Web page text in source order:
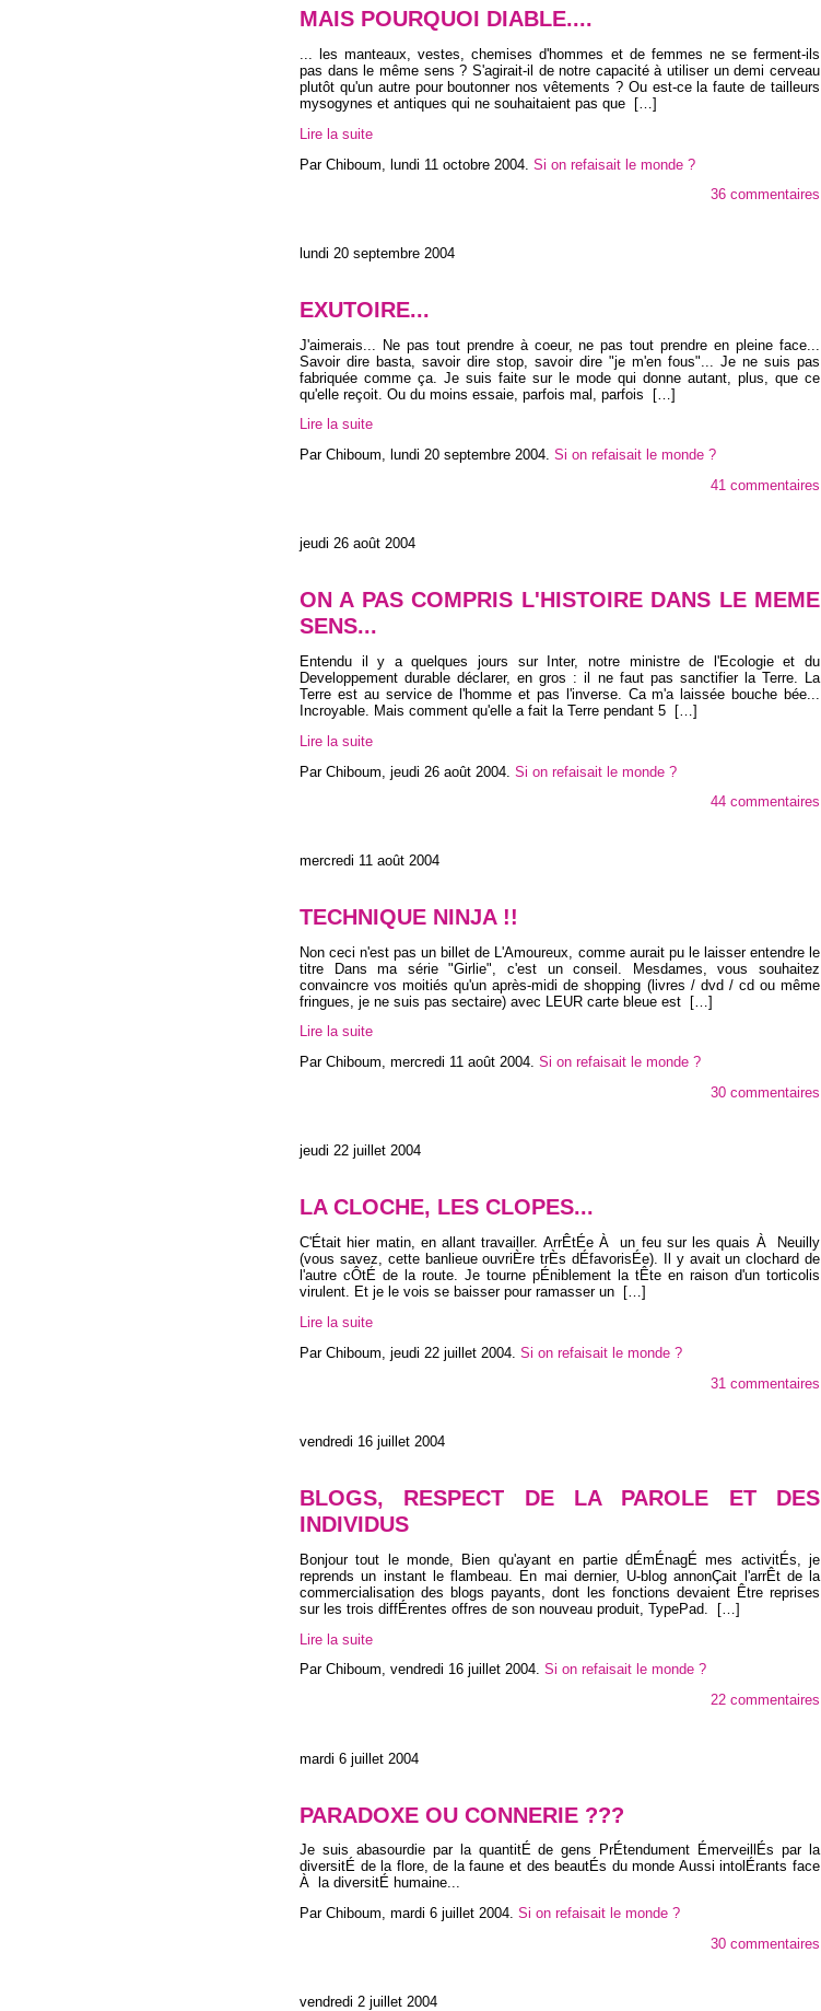
MAIS POURQUOI DIABLE....
... les manteaux, vestes, chemises d'hommes et de femmes ne se ferment-ils
pas dans le même sens ? S'agirait-il de notre capacité à utiliser un demi cerveau
plutôt qu'un autre pour boutonner nos vêtements ? Ou est-ce la faute de tailleurs
mysogynes et antiques qui ne souhaitaient pas que
[…]
Lire la suite
Par Chiboum, lundi 11 octobre 2004 Si on refaisait le monde ?
36 commentaires
lundi 20 septembre 2004
EXUTOIRE...
J'aimerais... Ne pas tout prendre à coeur, ne pas tout prendre en pleine face...
Savoir dire basta, savoir dire stop, savoir dire "je m'en fous"... Je ne suis pas
fabriquée comme ça. Je suis faite sur le mode qui donne autant, plus, que ce
qu'elle reçoit. Ou du moins essaie, parfois mal, parfois
[…]
Lire la suite
Par Chiboum, lundi 20 septembre 2004. Si on refaisait le monde ?
41 commentaires
jeudi 26 août 2004
ON A PAS COMPRIS L'HISTOIRE DANS LE MEME
SENS...
Entendu il y a quelques jours sur Inter, notre ministre de l'Ecologie et du
Developpement durable déclarer, en gros : il ne faut pas sanctifier la Terre. La
Terre est au service de l'homme et pas l'inverse. Ca m'a laissée bouche bée...
Incroyable. Mais comment qu'elle a fait la Terre pendant 5
[…]
Lire la suite
Par Chiboum, jeudi 26 août 2004 Si on refaisait le monde ?
44 commentaires
mercredi 11 août 2004
TECHNIQUE NINJA !!
Non ceci n'est pas un billet de L'Amoureux, comme aurait pu le laisser entendre le
titre Dans ma série "Girlie", c'est un conseil. Mesdames, vous souhaitez
convaincre vos moitiés qu'un après-midi de shopping (livres / dvd / cd ou même
fringues, je ne suis pas sectaire) avec LEUR carte bleue est […]
Lire la suite
Par Chiboum, mercredi 11 août 2004. Si on refaisait le monde ?
30 commentaires
jeudi 22 juillet 2004
LA CLOCHE, LES CLOPES...
C'Était hier matin, en allant travailler. ArrÊtÉe À un feu sur les quais À Neuilly
(vous savez, cette banlieue ouvriÈre trÈs dÉfavorisÉe). Il y avait un clochard de
l'autre cÔtÉ de la route. Je tourne pÉniblement la tÊte en raison d'un torticolis
virulent. Et je le vois se baisser pour ramasser un
[…]
Lire la suite
Par Chiboum, jeudi 22 juillet 2004 Si on refaisait le monde ?
31 commentaires
vendredi 16 juillet 2004
BLOGS, RESPECT DE LA PAROLE ET DES
INDIVIDUS
Bonjour tout le monde, Bien qu'ayant en partie dÉmÉnagÉ mes activitÉs, je
reprends un instant le flambeau. En mai dernier, U-blog annonÇait l'arrÊt de la
commercialisation des blogs payants, dont les fonctions devaient Être reprises
sur les trois diffÉrentes offres de son nouveau produit, TypePad.
[…]
Lire la suite
Par Chiboum, vendredi 16 juillet 2004. Si on refaisait le monde ?
22 commentaires
mardi 6 juillet 2004
PARADOXE OU CONNERIE ???
Je suis abasourdie par la quantitÉ de gens PrÉtendument ÉmerveillÉs par la
diversitÉ de la flore, de la faune et des beautÉs du monde Aussi intolÉrants face
À la diversitÉ humaine...
Par Chiboum, mardi 6 juillet 2004. Si on refaisait le monde ?
30 commentaires
vendredi 2 juillet 2004